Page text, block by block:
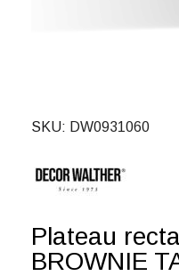
SKU DW0931060
Plateau
BROWNIE